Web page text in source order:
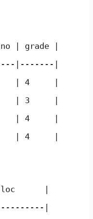
| grade |
|-------|
| 4     |
| 3     |
| 4     |
| 4     |
loc      |
|